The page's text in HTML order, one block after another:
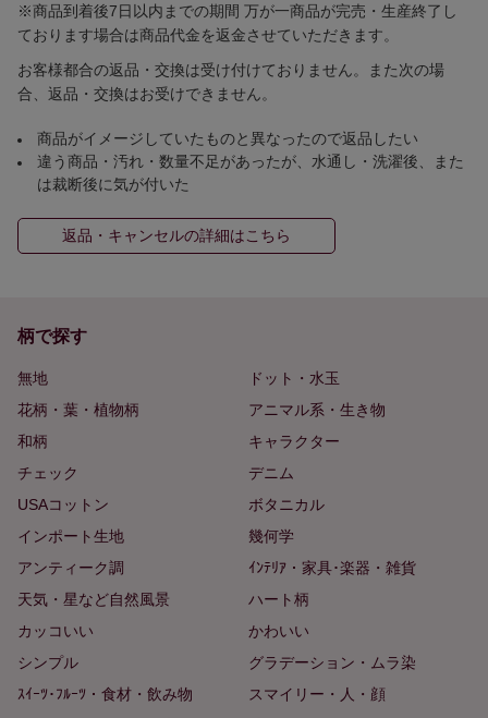
※商品到着後7日以内までの期間 万が一商品が完売・生産終了し
ております場合は商品代金を返金させていただきます。
お客様都合の返品・交換は受け付けておりません。また次の場
合、返品・交換はお受けできません。
商品がイメージしていたものと異なったので返品したい
違う商品・汚れ・数量不足があったが、水通し・洗濯後、また
は裁断後に気が付いた
返品・キャンセルの詳細はこちら
柄で探す
無地
ドット・水玉
花柄・葉・植物柄
アニマル系・生き物
和柄
キャラクター
チェック
デニム
USAコットン
ボタニカル
インポート生地
幾何学
アンティーク調
ｲﾝﾃﾘｱ・家具･楽器・雑貨
天気・星など自然風景
ハート柄
カッコいい
かわいい
シンプル
グラデーション・ムラ染
ｽｲｰﾂ･ﾌﾙｰﾂ・食材・飲み物
スマイリー・人・顔